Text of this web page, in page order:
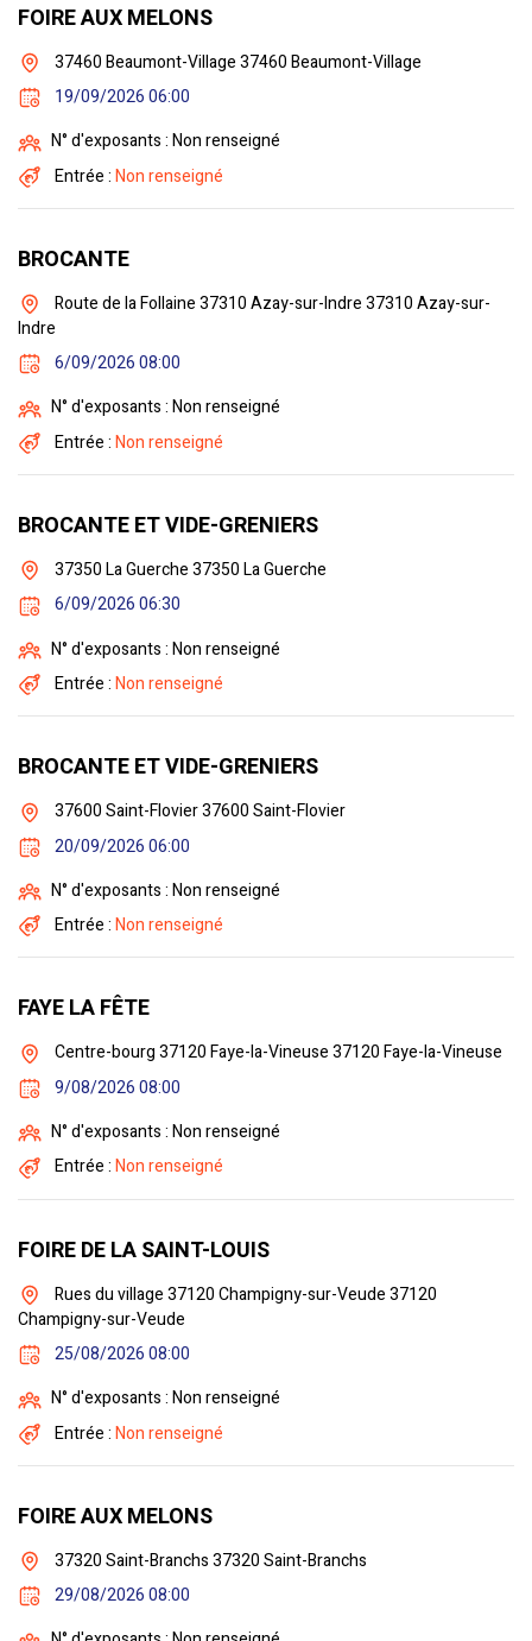
FOIRE AUX MELONS
37460 Beaumont-Village 37460 Beaumont-Village
19/09/2026 06:00
N° d'exposants : Non renseigné
Entrée :Non renseigné
BROCANTE
Route de la Follaine 37310 Azay-sur-Indre 37310 Azay-sur-
Indre
6/09/2026 08:00
N° d'exposants : Non renseigné
Entrée :Non renseigné
BROCANTE ET VIDE-GRENIERS
37350 La Guerche 37350 La Guerche
6/09/2026 06:30
N° d'exposants : Non renseigné
Entrée :Non renseigné
BROCANTE ET VIDE-GRENIERS
37600 Saint-Flovier 37600 Saint-Flovier
20/09/2026 06:00
N° d'exposants : Non renseigné
Entrée :Non renseigné
FAYE LA FÊTE
Centre-bourg 37120 Faye-la-Vineuse 37120 Faye-la-Vineuse
9/08/2026 08:00
N° d'exposants : Non renseigné
Entrée :Non renseigné
FOIRE DE LA SAINT-LOUIS
Rues du village 37120 Champigny-sur-Veude 37120
Champigny-sur-Veude
25/08/2026 08:00
N° d'exposants : Non renseigné
Entrée :Non renseigné
FOIRE AUX MELONS
37320 Saint-Branchs 37320 Saint-Branchs
29/08/2026 08:00